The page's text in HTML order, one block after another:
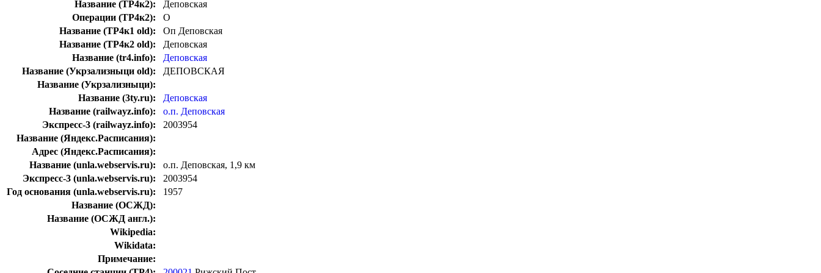
Название (ТР4к2):
Деповская
Операции (ТР4к2):
О
Название (ТР4к1 old):
Оп Деповская
Название (ТР4к2 old):
Деповская
Название (tr4.info):
Деповская
Название (Укрзализныци old):
ДЕПОВСКАЯ
Название (Укрзализныци):
Название (3ty.ru):
Деповская
Название (railwayz.info):
о.п. Деповская
Экспресс-3 (railwayz.info):
2003954
Название (Яндекс.Расписания):
Адрес (Яндекс.Расписания):
Название (unla.webservis.ru):
о.п. Деповская, 1,9 км
Экспресс-3 (unla.webservis.ru):
2003954
Год основания (unla.webservis.ru):
1957
Название (ОСЖД):
Название (ОСЖД англ.):
Wikipedia:
Wikidata:
Примечание: